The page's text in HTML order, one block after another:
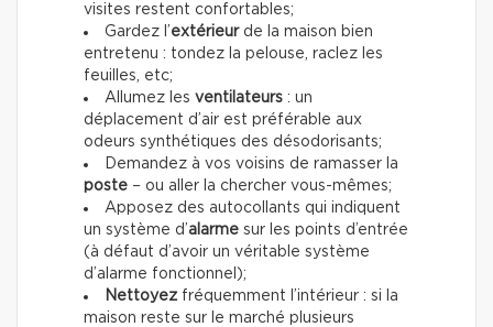
visites restent confortables;
Gardez l’extérieurde la maison bien
entretenu : tondez la pelouse, raclez les
feuilles, etc;
Allumez les ventilateurs : un
déplacement d’air est préférable aux
odeurs synthétiques des désodorisants;
Demandez à vos voisins de ramasser la
poste – ou aller la chercher vous-mêmes;
Apposez des autocollants qui indiquent
un système d’alarme sur les points d’entrée
(à défaut d’avoir un véritable système
d’alarme fonctionnel);
Nettoyez fréquemment l’intérieur : si la
maison reste sur le marché plusieurs